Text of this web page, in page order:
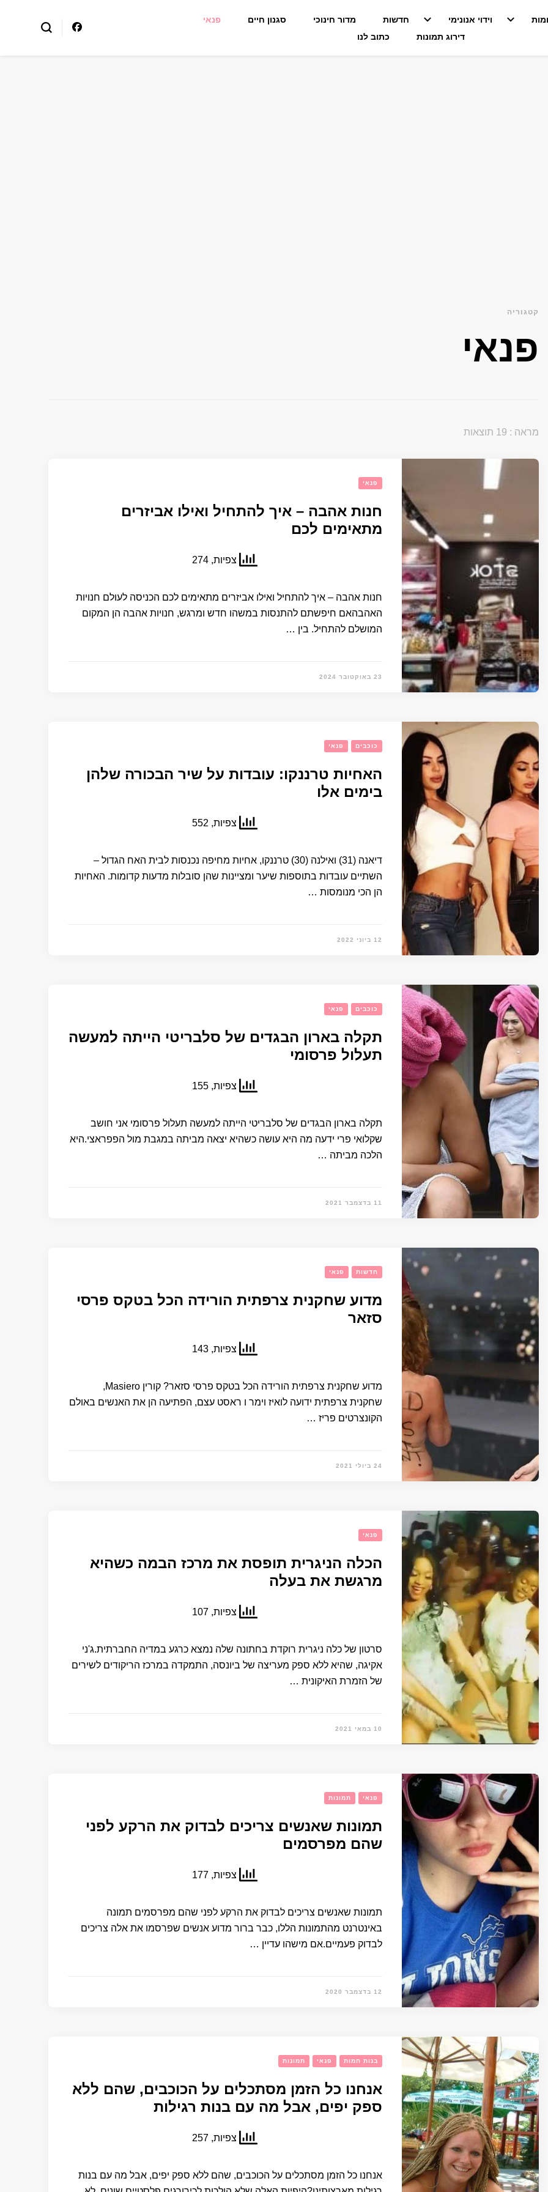
וידוי אנונימי חדשות מדור חינוכי סגנון חיים
פנאי
דירוג תמונות
כתוב לנו
קטגוריה
פנאי
מראה : 19 תוצאות
פנאי
חנות אהבה – איך להתחיל ואילו אביזרים
מתאימים לכם
צפיות, 274
חנות אהבה – איך להתחיל ואילו אביזרים מתאימים לכם הכניסה לעולם חנויות
האהבהאם חיפשתם להתנסות במשהו חדש ומרגש, חנויות אהבה הן המקום
המושלם להתחיל. בין …
23 באוקטובר 2024
כוכבים פנאי
האחיות טרננקו: עובדות על שיר הבכורה שלהן
בימים אלו
צפיות, 552
דיאנה (31) ואילנה (30) טרננקו, אחיות מחיפה נכנסות לבית האח הגדול –
השתיים עובדות בתוספות שיער ומציינות שהן סובלות מדעות קדומות. האחיות
הן הכי מנומסות …
12 ביוני 2022
כוכבים פנאי
תקלה בארון הבגדים של סלבריטי הייתה למעשה
תעלול פרסומי
צפיות, 155
תקלה בארון הבגדים של סלבריטי הייתה למעשה תעלול פרסומי אני חושב
שקלואי פרי ידעה מה היא עושה כשהיא יצאה מביתה במגבת מול הפפראצי.היא
הלכה מביתה …
11 בדצמבר 2021
חדשות פנאי
מדוע שחקנית צרפתית הורידה הכל בטקס פרסי
סזאר
צפיות, 143
מדוע שחקנית צרפתית הורידה הכל בטקס פרסי סזאר? קורין Masiero,
שחקנית צרפתית ידועה לואיז וימר ו ראסט עצם, הפתיעה הן את האנשים באולם
הקונצרטים פריז …
24 ביולי 2021
פנאי
הכלה הניגרית תופסת את מרכז הבמה כשהיא
מרגשת את בעלה
צפיות, 107
סרטון של כלה ניגרית רוקדת בחתונה שלה נמצא כרגע במדיה החברתית.ג'ני
אקיגה, שהיא ללא ספק מעריצה של ביונסה, התמקדה במרכז הריקודים לשירים
של הזמרת האיקונית …
10 במאי 2021
פנאי תמונות
תמונות שאנשים צריכים לבדוק את הרקע לפני
שהם מפרסמים
צפיות, 177
תמונות שאנשים צריכים לבדוק את הרקע לפני שהם מפרסמים תמונה
באינטרנט מהתמונות הללו, כבר ברור מדוע אנשים שפרסמו את אלה צריכים
לבדוק פעמיים.אם מישהו עדיין …
12 בדצמבר 2020
בנות חמות פנאי תמונות
אנחנו כל הזמן מסתכלים על הכוכבים, שהם ללא
ספק יפים, אבל מה עם בנות רגילות
צפיות, 257
אנחנו כל הזמן מסתכלים על הכוכבים, שהם ללא ספק יפים, אבל מה עם בנות